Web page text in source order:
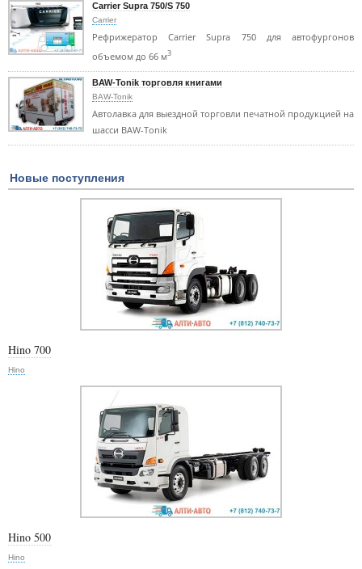
Carrier Supra 750/S 750
Carrier
Рефрижератор Carrier Supra 750 для автофургонов
объемом до 66 м3
BAW-Tonik торговля книгами
BAW-Tonik
Автолавка для выездной торговли печатной продукцией на
шасси BAW-Tonik
Новые поступления
Hino 700
Hino
Hino 500
Hino